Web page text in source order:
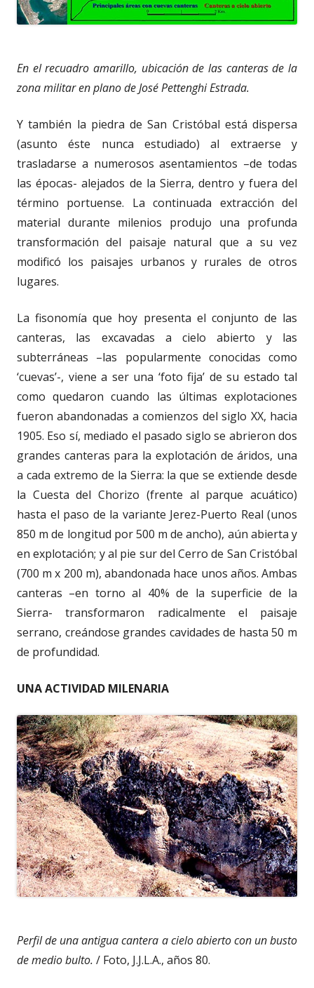
En el recuadro amarillo, ubicación de las canteras de la
zona militar en plano de José Pettenghi Estrada.
Y también la piedra de San Cristóbal está dispersa
(asunto éste nunca estudiado) al extraerse y
trasladarse a numerosos asentamientos –de todas
las épocas- alejados de la Sierra, dentro y fuera del
término portuense. La continuada extracción del
material durante milenios produjo una profunda
transformación del paisaje natural que a su vez
modificó los paisajes urbanos y rurales de otros
lugares.
La fisonomía que hoy presenta el conjunto de las
canteras, las excavadas a cielo abierto y las
subterráneas –las popularmente conocidas como
‘cuevas’-, viene a ser una ‘foto fija’ de su estado tal
como quedaron cuando las últimas explotaciones
fueron abandonadas a comienzos del siglo XX, hacia
1905. Eso sí, mediado el pasado siglo se abrieron dos
grandes canteras para la explotación de áridos, una
a cada extremo de la Sierra: la que se extiende desde
la Cuesta del Chorizo (frente al parque acuático)
hasta el paso de la variante Jerez-Puerto Real (unos
850 m de longitud por 500 m de ancho), aún abierta y
en explotación; y al pie sur del Cerro de San Cristóbal
(700 m x 200 m), abandonada hace unos años. Ambas
canteras –en torno al 40% de la superficie de la
Sierra- transformaron radicalmente el paisaje
serrano, creándose grandes cavidades de hasta 50 m
de profundidad.
UNA ACTIVIDAD MILENARIA
Perfil de una antigua cantera a cielo abierto con un busto
de medio bulto. / Foto, J.J.L.A., años 80.